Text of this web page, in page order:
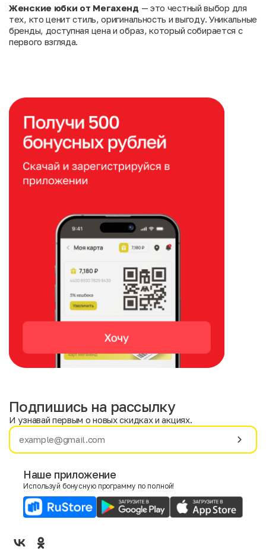
Женские юбки от Мегахенд — это честный выбор для
тех, кто ценит стиль, оригинальность и выгоду. Уникальные
бренды, доступная цена и образ, который собирается с
первого взгляда.
Имя
E-mail
Пол
Мужской
Подпишись на рассылку
И узнавай первым о новых скидках и акциях.
Наше приложение
Используй бонусную программу по полной!